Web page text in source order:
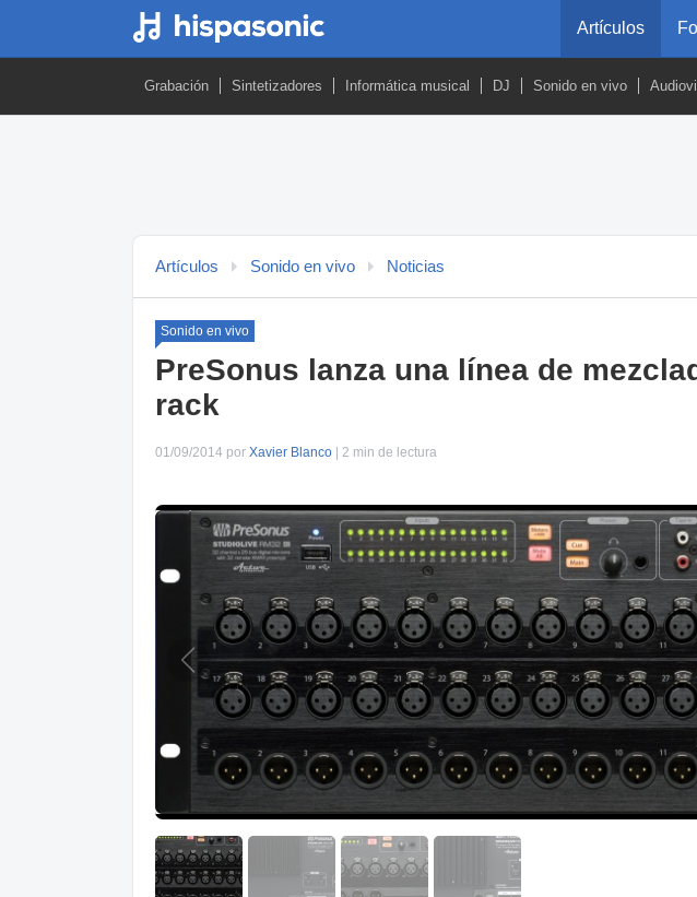
Artículos
Grabación Sintetizadores Informática musical DJ Sonido en vivo
Artículos Sonido en vivo Noticias
Sonido en vivo
PreSonus lanza una línea de
rack
01/09/2014 por Xavier Blanco | 2 min de lectura